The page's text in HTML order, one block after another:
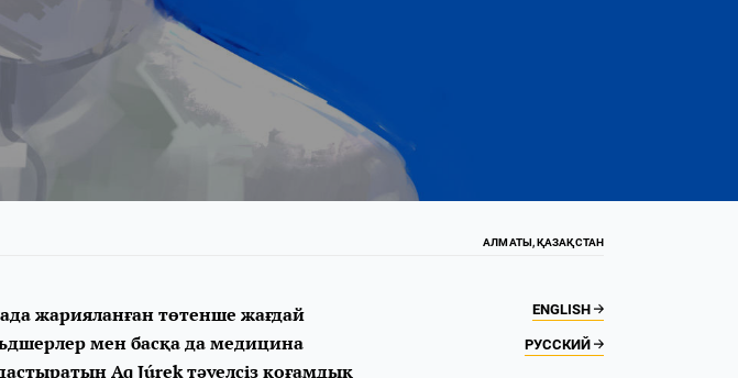
АЛМАТЫ, ҚАЗАҚСТАН
ENGLISH
РУССКИЙ
жарияланған төтенше жағдай
мен басқа да медицина
Aq Júrek тәуелсіз қоғамдық